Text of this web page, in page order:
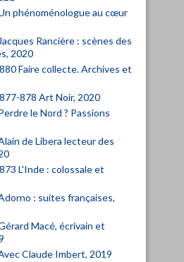
phénoménologue au cœur
Rancière : scènes des
2020
Faire collecte. Archives et
878 Art Noir, 2020
le Nord ? Passions
de Libera lecteur des
L'Inde : colossale et
: suites françaises,
Macé, écrivain et
Claude Imbert, 2019